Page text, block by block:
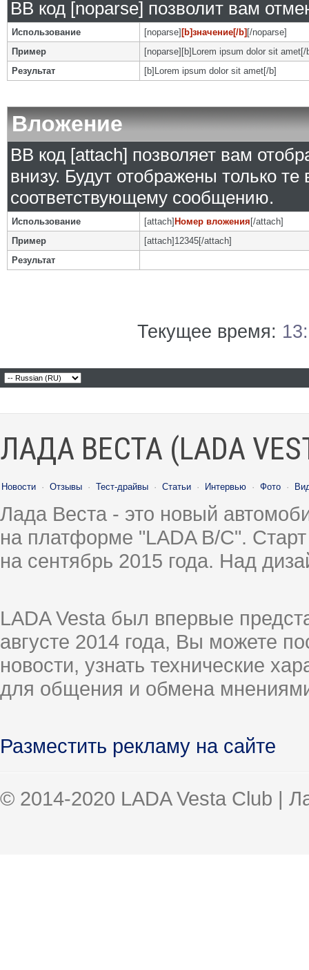
BB код [noparse] позволит вам
Использование [noparse] [b]значение[/b] [/noparse]
Пример
[noparse][b]Lorem ipsum dolor sit amet[/
Результат
[b]Lorem ipsum dolor sit amet[/b]
Вложение
BB код [attach] позволяет вам
внизу. Будут отображены только
соответствующему сообщению.
Использование [attach] Номер вложения [/attach]
Пример
[attach]12345[/attach]
Результат
Текущее время:
ЛАДА ВЕСТА (LADA
Новости · Отзывы · Тест-драйвы · Статьи · Интервью · Фото ·
Лада Веста - это новый
на платформе "LADA B/C".
на сентябрь 2015 года. Над
LADA Vesta был впервые
августе 2014 года, Вы можете
новости, узнать технические
для общения и обмена
Разместить рекламу на сайте
© 2014-2020 LADA Vesta Club |